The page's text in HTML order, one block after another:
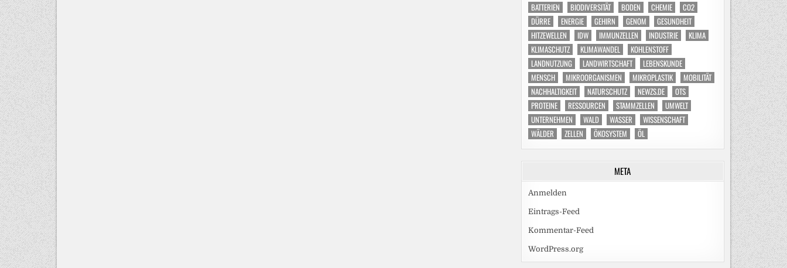
BATTERIEN
BIODIVERSITÄT BODEN CHEMIE
CO2
DÜRRE
ENERGIE GEHIRN GENOM
GESUNDHEIT
HITZEWELLEN
IDW IMMUNZELLEN INDUSTRIE
KLIMA
KLIMASCHUTZ
KLIMAWANDEL
KOHLENSTOFF
LANDNUTZUNG
LANDWIRTSCHAFT
LEBENSKUNDE
MENSCH
MIKROORGANISMEN MIKROPLASTIK
MOBILITÄT
NACHHALTIGKEIT
NATURSCHUTZ NEWZS.DE
OTS
PROTEINE
RESSOURCEN STAMMZELLEN
UMWELT
UNTERNEHMEN
WALD WASSER
WISSENSCHAFT
WÄLDER
ZELLEN ÖKOSYSTEM ÖL
META
Anmelden
Eintrags-Feed
Kommentar-Feed
WordPress.org